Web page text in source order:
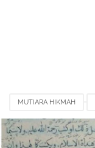
MUTIARA HIKMAH